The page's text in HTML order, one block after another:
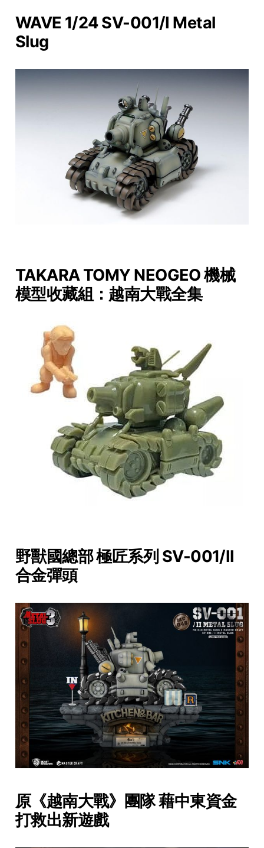
WAVE 1/24 SV-001/I Metal
Slug
TAKARA TOMY NEOGEO 機械
模型收藏組：越南大戰全集
野獸國總部 極匠系列 SV-001/II
合金彈頭
原《越南大戰》團隊 藉中東資金
打救出新遊戲